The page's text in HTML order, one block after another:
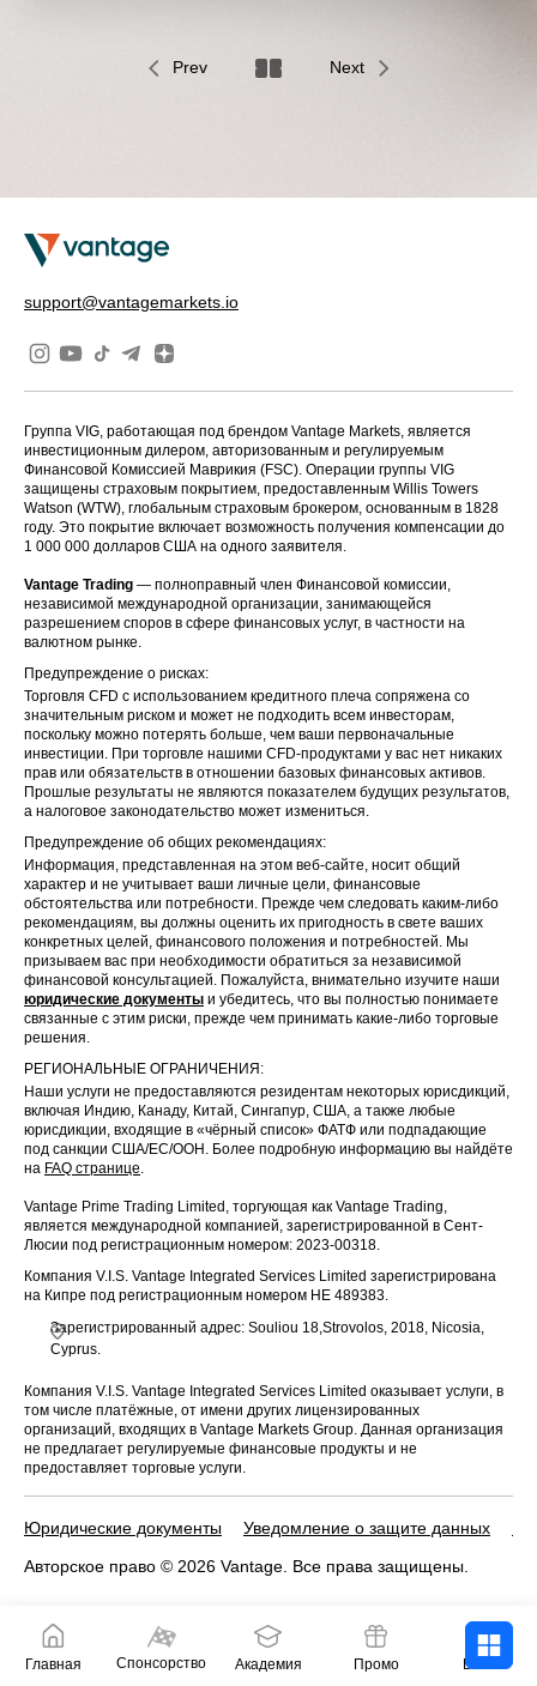
Prev Next
support@vantagemarkets.io
Группа VIG, работающая под брендом Vantage Markets, является
инвестиционным дилером, авторизованным и регулируемым
Финансовой Комиссией Маврикия (FSC). Операции группы VIG
защищены страховым покрытием, предоставленным Willis Towers
Watson (WTW), глобальным страховым брокером, основанным в 1828
году. Это покрытие включает возможность получения компенсации до
1 000 000 долларов США на одного заявителя.
Vantage Trading — полноправный член Финансовой комиссии,
независимой международной организации, занимающейся
разрешением споров в сфере финансовых услуг, в частности на
валютном рынке.
Предупреждение о рисках:
Торговля CFD с использованием кредитного плеча сопряжена со
значительным риском и может не подходить всем инвесторам,
поскольку можно потерять больше, чем ваши первоначальные
инвестиции. При торговле нашими CFD-продуктами у вас нет никаких
прав или обязательств в отношении базовых финансовых активов.
Прошлые результаты не являются показателем будущих результатов,
а налоговое законодательство может измениться.
Предупреждение об общих рекомендациях:
Информация, представленная на этом веб-сайте, носит общий
характер и не учитывает ваши личные цели, финансовые
обстоятельства или потребности. Прежде чем следовать каким-либо
рекомендациям, вы должны оценить их пригодность в свете ваших
конкретных целей, финансового положения и потребностей. Мы
призываем вас при необходимости обратиться за независимой
финансовой консультацией. Пожалуйста, внимательно изучите наши
юридические документы и убедитесь, что вы полностью понимаете
связанные с этим риски, прежде чем принимать какие-либо торговые
решения.
РЕГИОНАЛЬНЫЕ ОГРАНИЧЕНИЯ:
Наши услуги не предоставляются резидентам некоторых юрисдикций,
включая Индию, Канаду, Китай, Сингапур, США, а также любые
юрисдикции, входящие в «чёрный список» ФАТФ или подпадающие
под санкции США/ЕС/ООН. Более подробную информацию вы найдёте
на FAQ странице.
Vantage Prime Trading Limited, торгующая как Vantage Trading,
является международной компанией, зарегистрированной в Сент-
Люсии под регистрационным номером: 2023-00318.
Компания V.I.S. Vantage Integrated Services Limited зарегистрирована
на Кипре под регистрационным номером HE 489383.
Зарегистрированный адрес: Souliou 18,Strovolos, 2018, Nicosia,
Cyprus.
Компания V.I.S. Vantage Integrated Services Limited оказывает услуги, в
том числе платёжные, от имени других лицензированных
организаций, входящих в Vantage Markets Group. Данная организация
не предлагает регулируемые финансовые продукты и не
предоставляет торговые услуги.
Юридические документы Уведомление о защите данных
Авторское право © 2026 Vantage. Все права защищены.
Главная Спонсорство Академия Промо Войти